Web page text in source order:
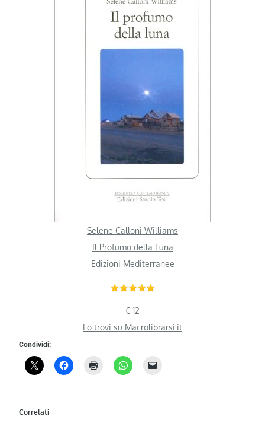
Selene Calloni Williams
Il Profumo della Luna
Edizioni Mediterranee
€ 12
Lo trovi su Macrolibrarsi.it
Condividi:
Correlati